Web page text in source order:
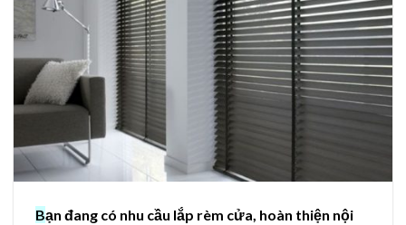
Bạn đang có nhu cầu lắp rèm cửa, hoàn thiện nội